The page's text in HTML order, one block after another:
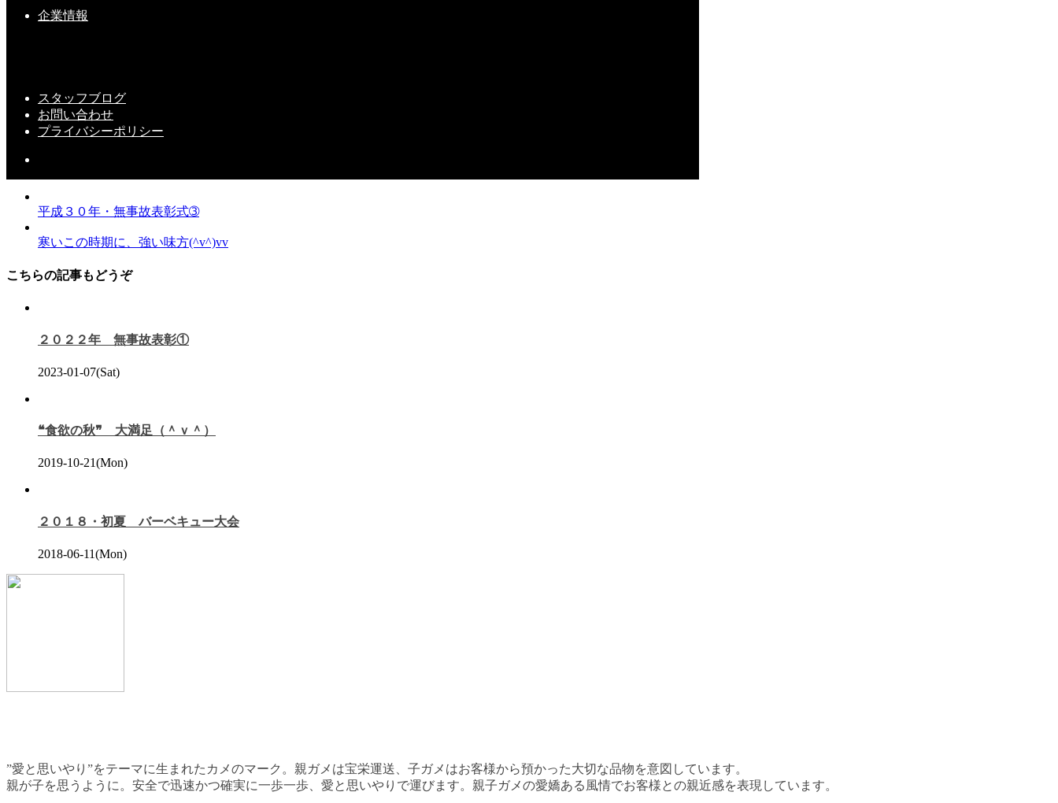
企業情報
スタッフブログ
お問い合わせ
プライバシーポリシー
平成３０年・無事故表彰式➂
寒いこの時期に、強い味方(^v^)vv
こちらの記事もどうぞ
２０２２年 無事故表彰①
2023-01-07(Sat)
❝食欲の秋❞ 大満足（＾ｖ＾）
2019-10-21(Mon)
２０１８・初夏 バーベキュー大会
2018-06-11(Mon)
”愛と思いやり”をテーマに生まれたカメのマーク。親ガメは宝栄運送、子ガメはお客様から預かった大切な品物を意図しています。
親が子を思うように。安全で迅速かつ確実に一歩一歩、愛と思いやりで運びます。親子ガメの愛嬌ある風情でお客様との親近感を表現しています。